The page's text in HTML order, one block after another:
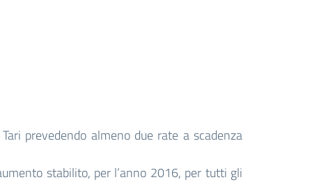
prevedendo almeno due rate a scadenza
stabilito, per l’anno 2016, per tutti gli